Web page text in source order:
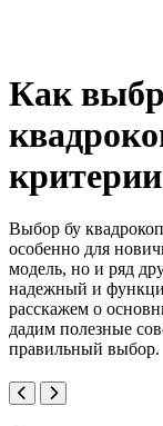
Как
Выбор бу
особенно для
модель, но и ряд
надежный и
расскажем о
дадим полезные
правильный выбор.